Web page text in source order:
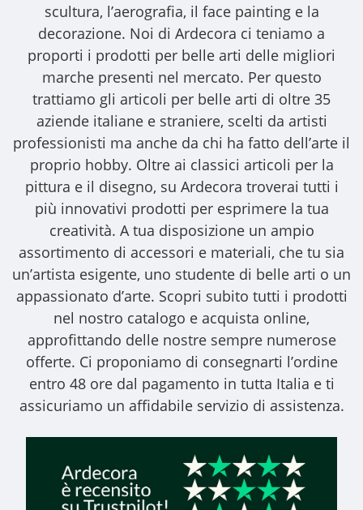
scultura, l’aerografia, il face painting e la
decorazione. Noi di Ardecora ci teniamo a
proporti i prodotti per belle arti delle migliori
marche presenti nel mercato. Per questo
trattiamo gli articoli per belle arti di oltre 35
aziende italiane e straniere, scelti da artisti
professionisti ma anche da chi ha fatto dell’arte il
proprio hobby. Oltre ai classici articoli per la
pittura e il disegno, su Ardecora troverai tutti i
più innovativi prodotti per esprimere la tua
creatività. A tua disposizione un ampio
assortimento di accessori e materiali, che tu sia
un’artista esigente, uno studente di belle arti o un
appassionato d’arte. Scopri subito tutti i prodotti
nel nostro catalogo e acquista online,
approfittando delle nostre sempre numerose
offerte. Ci proponiamo di consegnarti l’ordine
entro 48 ore dal pagamento in tutta Italia e ti
assicuriamo un affidabile servizio di assistenza.